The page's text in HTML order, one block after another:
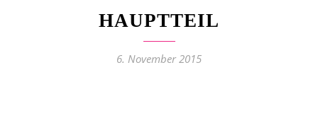
HAUPTTEIL
6. November 2015